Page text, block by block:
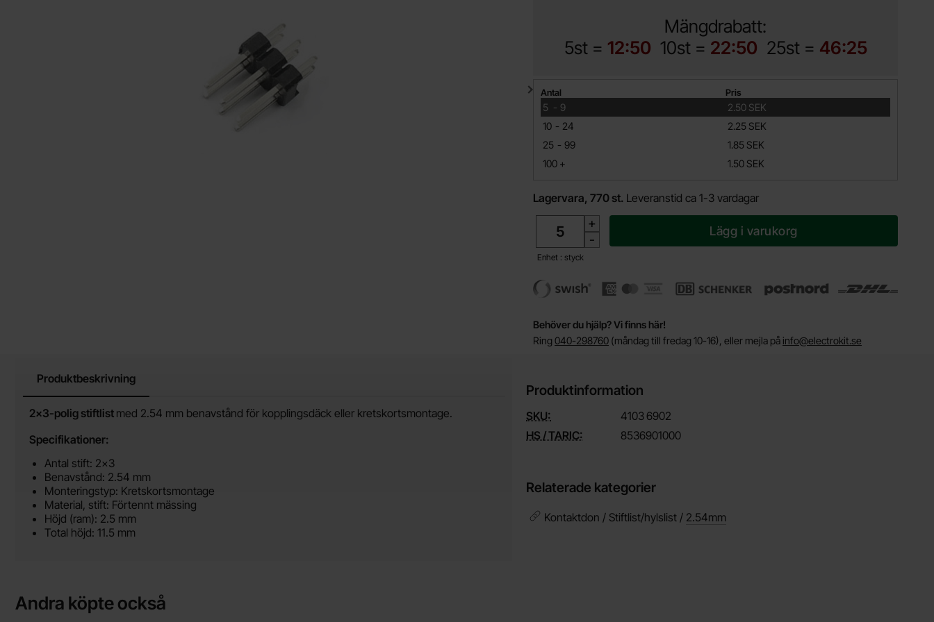
Mängdrabatt:
5st = 12:50 10st = 22:50 25st = 46:25
Mängdrabatt
Antal Pris
5 -
till 9
2.50 SEK
10 -
till 24
2.25 SEK
25 -
till 99
1.85 SEK
100 +
till 1.50 SEK
Lagervara, 770 st. Leveranstid ca 1-3 vardagar
+
-
Enhet : styck
Lägg i varukorg
Behöver du hjälp? Vi finns här!
Ring 040-298760 (måndag till fredag 10-16), eller mejla på info@electrokit.se
Produktbeskrivning
Produktbeskrivning
2x3-polig stiftlist med 2.54 mm benavstånd för kopplingsdäck eller kretskortsmontage.
Specifikationer:
Antal stift: 2x3
Benavstånd: 2.54 mm
Monteringstyp: Kretskortsmontage
Material, stift: Förtennt mässing
Höjd (ram): 2.5 mm
Total höjd: 11.5 mm
Produktinformation
SKU: 4103 6902
HS / TARIC:
8536901000
Relaterade kategorier
Kontaktdon / Stiftlist/hylslist / 2.54mm
Andra köpte också